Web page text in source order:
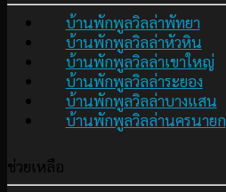
บ้านพักพูลวิลล่าพัทยา
บ้านพักพูลวิลล่าหัวหิน
บ้านพักพูลวิลล่าเขาใหญ่
บ้านพักพูลวิลล่าระยอง
บ้านพักพูลวิลล่าบางแสน
บ้านพักพูลวิลล่านครนายก
ช่วยเหลือ